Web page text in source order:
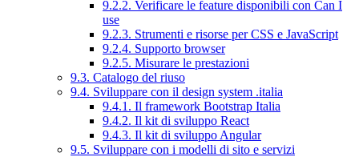
9.2.2. Verificare le feature disponibili con Can I
use
9.2.3. Strumenti e risorse per CSS e JavaScript
9.2.4. Supporto browser
9.2.5. Misurare le prestazioni
9.3. Catalogo del riuso
9.4. Sviluppare con il design system .italia
9.4.1. Il framework Bootstrap Italia
9.4.2. Il kit di sviluppo React
9.4.3. Il kit di sviluppo Angular
9.5. Sviluppare con i modelli di sito e servizi